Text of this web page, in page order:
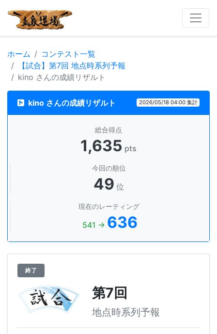
ホーム
コンテスト一覧
【試合】第7回 地点時系列予報
kino さんの成績リザルト
kino さんの成績リザルト 2026/05/18 04:00 集計
総合得点
1,635 pts
今回の順位
49 位
現在のレーティング
541 → 636
終了
第7回
地点時系列予報